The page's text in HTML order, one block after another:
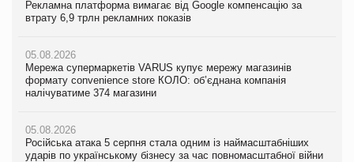
Рекламна платформа вимагає від Google компенсацію за
втрату 6,9 трлн рекламних показів
05.08.2026
Мережа супермаркетів VARUS купує мережу магазинів
формату convenience store КОЛО: об’єднана компанія
налічуватиме 374 магазини
05.08.2026
Російська атака 5 серпня стала одним із наймасштабніших
ударів по українському бізнесу за час повномасштабної війни
05.08.2026
Російська атака 5 серпня стала одним із наймасштабніших
05.08.2026
Смачне поповнення дитячого меню: у VARUS з’явилися
новинки від ТМ ТОКЕРИ
05.08.2026
Сергій Лісунов про заморожені хлібобулочні вироби на
PrivateLabel&FMCG Master 2026
Рекламна платформа вимагає від Google компенсацію за
втрату 6,9 трлн рекламних показів
05.08.2026
Adidas витратила понад $1 млрд на маркетинг за квартал
продуктів